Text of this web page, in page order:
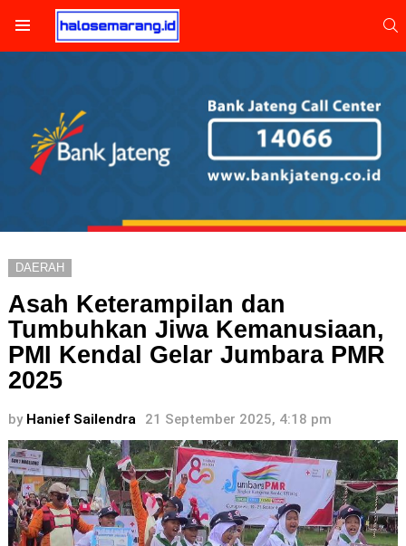
DAERAH
Asah Keterampilan dan
Tumbuhkan Jiwa Kemanusiaan,
PMI Kendal Gelar Jumbara PMR
2025
by Hanief Sailendra 21 September 2025, 4:18 pm